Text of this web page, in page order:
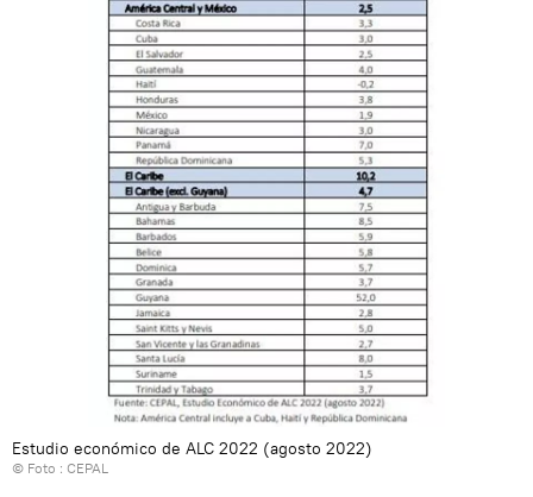
Estudio económico de ALC 2022 (agosto 2022)
© Foto : CEPAL